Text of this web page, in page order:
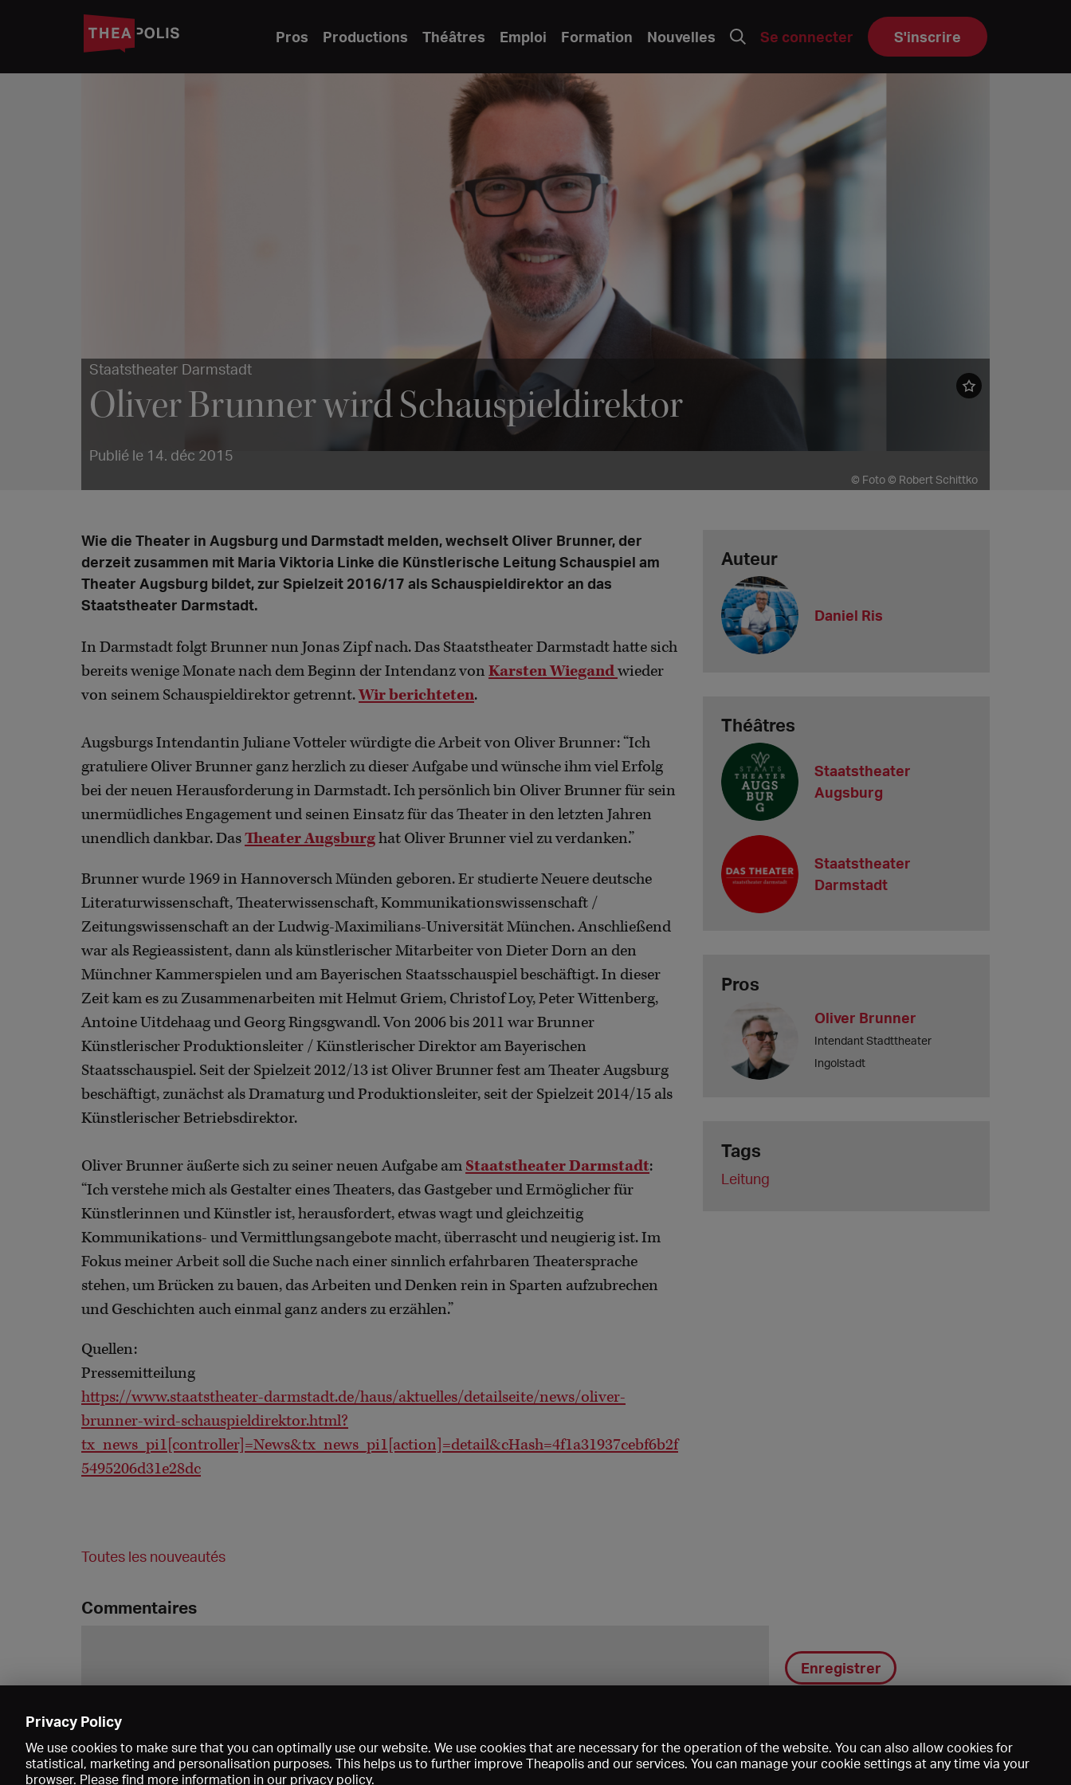
Pros Productions Théâtres Emploi Formation Nouvelles Se connecter S'inscrire
Staatstheater Darmstadt
Oliver Brunner wird Schauspieldirektor
Publié le 14. déc 2015
© Foto © Robert Schittko
Wie die Theater in Augsburg und Darmstadt melden, wechselt Oliver Brunner, der
derzeit zusammen mit Maria Viktoria Linke die Künstlerische Leitung Schauspiel am
Theater Augsburg bildet, zur Spielzeit 2016/17 als Schauspieldirektor an das
Staatstheater Darmstadt.
In Darmstadt folgt Brunner nun Jonas Zipf nach. Das Staatstheater Darmstadt hatte sich
bereits wenige Monate nach dem Beginn der Intendanz von Karsten Wiegandwieder
von seinem Schauspieldirektor getrennt.Wir berichteten.
Augsburgs Intendantin Juliane Votteler würdigte die Arbeit von Oliver Brunner: “Ich
gratuliere Oliver Brunner ganz herzlich zu dieser Aufgabe und wünsche ihm viel Erfolg
bei der neuen Herausforderung in Darmstadt. Ich persönlich bin Oliver Brunner für sein
unermüdliches Engagement und seinen Einsatz für das Theater in den letzten Jahren
unendlich dankbar. DasTheater Augsburghat Oliver Brunner viel zu verdanken.”
Brunner wurde 1969 in Hannoversch Münden geboren. Er studierte Neuere deutsche
Literaturwissenschaft, Theaterwissenschaft, Kommunikationswissenschaft /
Zeitungswissenschaft an der Ludwig-Maximilians-Universität München. Anschließend
war als Regieassistent, dann als künstlerischer Mitarbeiter von Dieter Dorn an den
Münchner Kammerspielen und am Bayerischen Staatsschauspiel beschäftigt. In dieser
Zeit kam es zu Zusammenarbeiten mit Helmut Griem, Christof Loy, Peter Wittenberg,
Antoine Uitdehaag und Georg Ringsgwandl. Von 2006 bis 2011 war Brunner
Künstlerischer Produktionsleiter / Künstlerischer Direktor am Bayerischen
Staatsschauspiel. Seit der Spielzeit 2012/13 ist Oliver Brunner fest am Theater Augsburg
beschäftigt, zunächst als Dramaturg und Produktionsleiter, seit der Spielzeit 2014/15 als
Künstlerischer Betriebsdirektor.
Oliver Brunner äußerte sich zu seiner neuen Aufgabe am Staatstheater Darmstadt:
“Ich verstehe mich als Gestalter eines Theaters, das Gastgeber und Ermöglicher für
Künstlerinnen und Künstler ist, herausfordert, etwas wagt und gleichzeitig
Kommunikations- und Vermittlungsangebote macht, überrascht und neugierig ist. Im
Fokus meiner Arbeit soll die Suche nach einer sinnlich erfahrbaren Theatersprache
stehen, um Brücken zu bauen, das Arbeiten und Denken rein in Sparten aufzubrechen
und Geschichten auch einmal ganz anders zu erzählen.”
Quellen:
Pressemitteilung
https://www.staatstheater-darmstadt.de/haus/aktuelles/detailseite/news/oliver-
brunner-wird-schauspieldirektor.html?
tx_news_pi1[controller]=News&tx_news_pi1[action]=detail&cHash=4f1a31937cebf6b2f
5495206d31e28dc
Toutes les nouveautés
Auteur
Daniel Ris
Théâtres
Staatstheater
Augsburg
Staatstheater
Darmstadt
Pros
Oliver Brunner
Intendant Stadttheater
Ingolstadt
Tags
Leitung
Commentaires
Enregistrer
Privacy Policy
We use cookies to make sure that you can optimally use our website. We use cookies that are necessary for the operation of the website. You can also allow cookies for
statistical, marketing and personalisation purposes. This helps us to further improve Theapolis and our services. You can manage your cookie settings at any time via your
browser. Please find more information in our privacy policy.